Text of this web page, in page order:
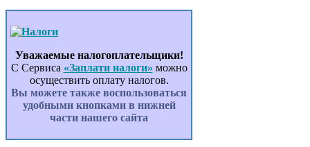
Уважаемые налогоплательщики!
С Сервиса «Заплати налоги» можно
осуществить оплату налогов.
Вы можете также воспользоваться
удобными кнопками в нижней
части нашего сайта